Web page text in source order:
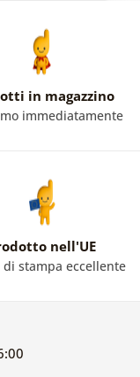
in magazzino
immediatamente
nell'UE
stampa eccellente